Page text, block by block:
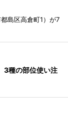
島区高倉町1）が7
3種の部位使い注